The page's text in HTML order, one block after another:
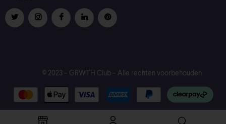
© 2023 – GRWTH Club – Alle rechten voorbehouden